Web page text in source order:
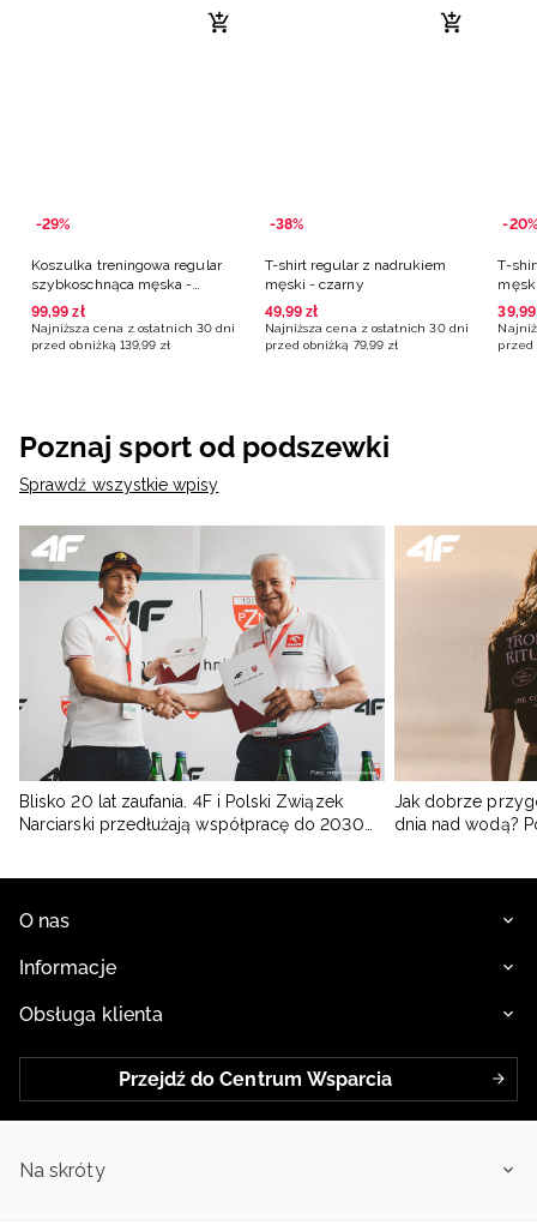
-29%
Koszulka treningowa regular
szybkoschnąca męska -
burgundowy
99,99 zł
Najniższa cena z ostatnich 30 dni
przed obniżką 139,99 zł
-38%
T-shirt regular z nadrukiem
męski - czarny
49,99 zł
Najniższa cena z ostatnich 30 dni
przed obniżką 79,99 zł
-20%
T-
39,99
przed
Poznaj sport od podszewki
Sprawdź wszystkie wpisy
Blisko 20 lat zaufania. 4F i Polski Związek
Narciarski przedłużają współpracę do 2030
Jak dobrze
dnia nad wodą?
O nas
Informacje
Obsługa klienta
Przejdź do Centrum Wsparcia
Na skróty